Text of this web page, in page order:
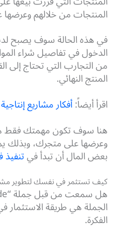
المنتجات من خلالهم
في هذه الحالة سوف يصبح
الدخول في تفاصيل شراء
من التجارب التي تحتاج إلى
المنتج النهائي.
اقرأ أيضاً:أفكار مشاريع إنتاجية
هنا سوف تكون مهمتك فقط
وعرضها على متجرك، وبذلك
بعض المال أن تبدأ في
كيف تستثمر في نفسك لتطوير
الجملة هي طريقة
الفكرة.